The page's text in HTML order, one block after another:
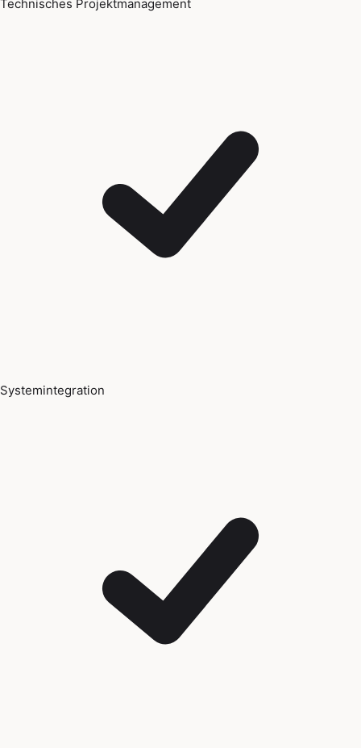
Technisches Projektmanagement
Systemintegration